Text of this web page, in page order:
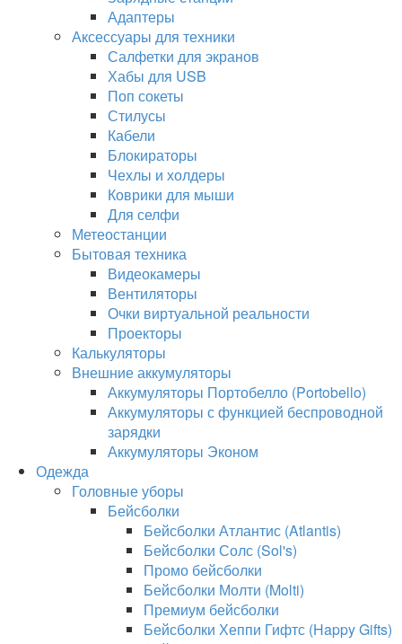
Адаптеры
Аксессуары для техники
Салфетки для экранов
Хабы для USB
Поп сокеты
Стилусы
Кабели
Блокираторы
Чехлы и холдеры
Коврики для мыши
Для селфи
Метеостанции
Бытовая техника
Видеокамеры
Вентиляторы
Очки виртуальной реальности
Проекторы
Калькуляторы
Внешние аккумуляторы
Аккумуляторы Портобелло (Portobello)
Аккумуляторы с функцией беспроводной
зарядки
Аккумуляторы Эконом
Одежда
Головные уборы
Бейсболки
Бейсболки Атлантис (Atlantis)
Бейсболки Солс (Sol's)
Промо бейсболки
Бейсболки Молти (Molti)
Премиум бейсболки
Бейсболки Хеппи Гифтс (Happy Gifts)